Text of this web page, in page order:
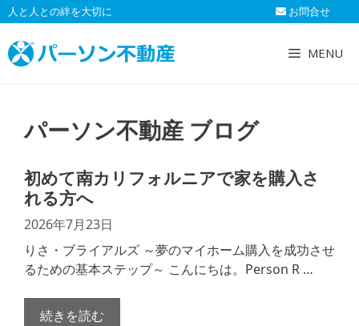
コ
ン
テ
ン
人と人との絆を大切に お問合せ
MENU
パーソン不動産 ブログ
初めて南カリフォルニアで家を購入さ
れる方へ
2026年7月23日
りさ・ブライアルズ ～夢のマイホーム購入を成功させ
るための基本ステップ～ こんにちは。Person R …
続きを読む